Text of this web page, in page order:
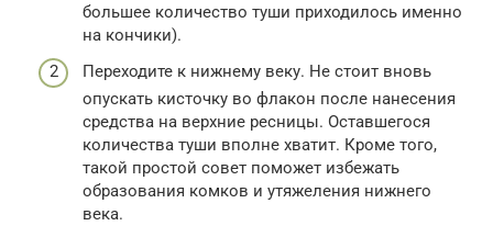
большее количество туши приходилось именно
на кончики).
Переходите к нижнему веку. Не стоит вновь
опускать кисточку во флакон после нанесения
средства на верхние ресницы. Оставшегося
количества туши вполне хватит. Кроме того,
такой простой совет поможет избежать
образования комков и утяжеления нижнего
века.